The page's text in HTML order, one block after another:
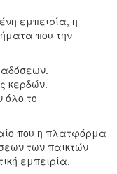
εμπειρία, η
που την
κερδών.
όλο το
που η πλατφόρμα
των παικτών
εμπειρία.